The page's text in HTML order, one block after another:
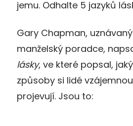
jemu. Odhalte 5 jazyků
Gary Chapman,
manželský poradce,
lásky, ve které popsal,
způsoby si lidé
projevují. Jsou to: